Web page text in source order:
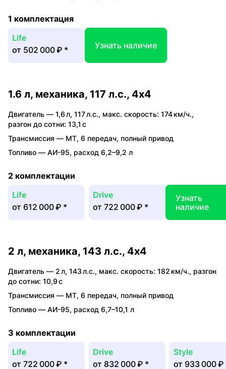
1 комплектация
Life
от 502 000 ₽ * Узнать наличие
1.6 л, механика, 117 л.с., 4x4
Двигатель — 1,6 л, 117 л.с., макс. скорость: 174 км/ч.,
разгон до сотни: 13,1 с
Трансмиссия — MT, 6 передач, полный привод
Топливо — АИ-95, расход 6,2–9,2 л
2 комплектации
Life
от 612 000 ₽ *
Drive
от 722 000 ₽ *
Узнать
наличие
2 л, механика, 143 л.с., 4x4
Двигатель — 2 л, 143 л.с., макс. скорость: 182 км/ч., разгон
до сотни: 10,9 с
Трансмиссия — MT, 6 передач, полный привод
Топливо — АИ-95, расход 6,7–10,1 л
3 комплектации
Life
от 722 000 ₽ *
Drive
от 832 000 ₽ *
Style
от 933 000 ₽